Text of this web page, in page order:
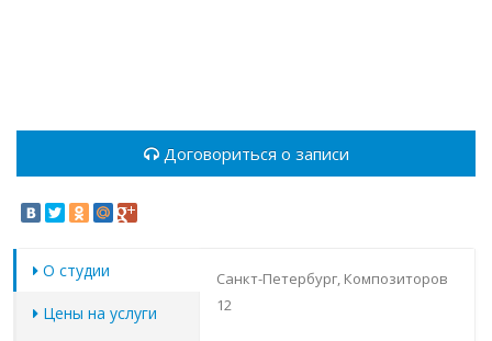
Договориться о записи
О студии
Цены на услуги
Санкт-Петербург, Композиторов
12